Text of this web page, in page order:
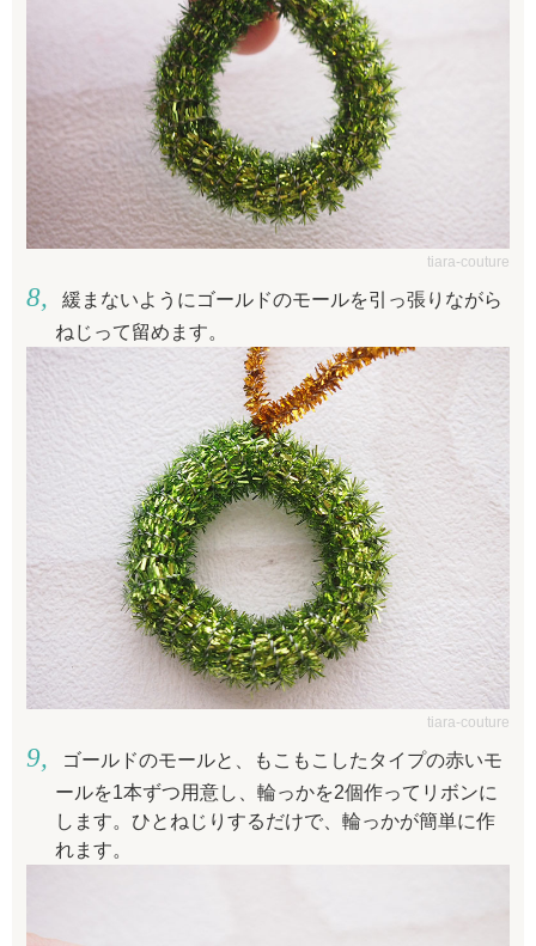
tiara-couture
緩まないようにゴールドのモールを引っ張りながら
ねじって留めます。
tiara-couture
ゴールドのモールと、もこもこしたタイプの赤いモ
ールを1本ずつ用意し、輪っかを2個作ってリボンに
します。ひとねじりするだけで、輪っかが簡単に作
れます。